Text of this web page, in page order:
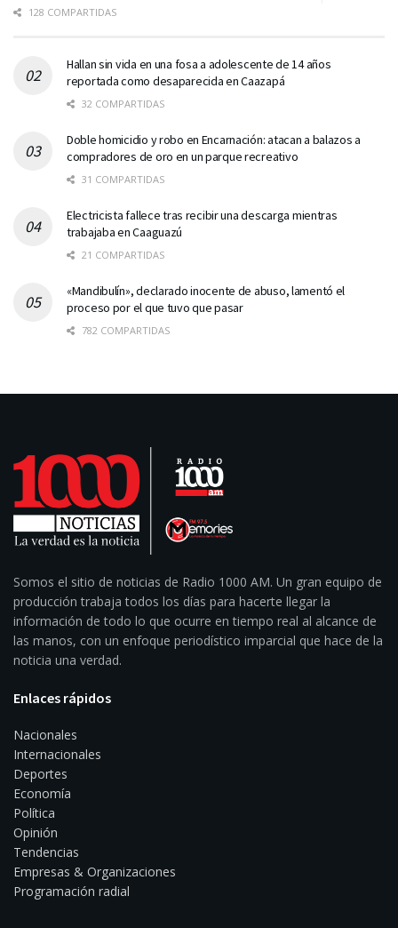
128 COMPARTIDAS
Hallan sin vida en una fosa a adolescente de 14 años
reportada como desaparecida en Caazapá
32 COMPARTIDAS
Doble homicidio y robo en Encarnación: atacan a balazos a
compradores de oro en un parque recreativo
31 COMPARTIDAS
Electricista fallece tras recibir una descarga mientras
trabajaba en Caaguazú
21 COMPARTIDAS
«Mandibulín», declarado inocente de abuso, lamentó el
proceso por el que tuvo que pasar
782 COMPARTIDAS
Somos el sitio de noticias de Radio 1000 AM. Un gran equipo de
producción trabaja todos los días para hacerte llegar la
información de todo lo que ocurre en tiempo real al alcance de
las manos, con un enfoque periodístico imparcial que hace de la
noticia una verdad.
Enlaces rápidos
Nacionales
Internacionales
Deportes
Economía
Política
Opinión
Tendencias
Empresas & Organizaciones
Programación radial